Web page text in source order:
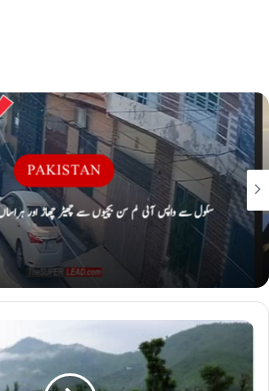
PAKISTAN
سکول سے واپس آتی کم سن بچیوں سے چھیڑ چھاڑ اور ہراساں